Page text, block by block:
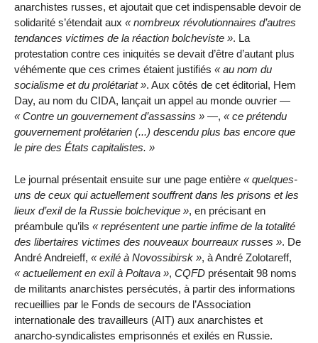
anarchistes russes, et ajoutait que cet indispensable devoir de
solidarité s’étendait aux
nombreux révolutionnaires d’autres
tendances victimes de la réaction bolcheviste
. La
protestation contre ces iniquités se devait d’être d’autant plus
véhémente que ces crimes étaient justifiés
au nom du
socialisme et du prolétariat
. Aux côtés de cet éditorial, Hem
Day, au nom du CIDA, lançait un appel au monde ouvrier —
Contre un gouvernement d’assassins
—,
ce prétendu
gouvernement prolétarien (...) descendu plus bas encore que
le pire des États capitalistes.
Le journal présentait ensuite sur une page entière
quelques-
uns de ceux qui actuellement souffrent dans les prisons et les
lieux d’exil de la Russie bolchevique
, en précisant en
préambule qu’ils
représentent une partie infime de la totalité
des libertaires victimes des nouveaux bourreaux russes
. De
André Andreieff,
exilé à Novossibirsk
, à André Zolotareff,
actuellement en exil à Poltava
, CQFD présentait 98 noms
de militants anarchistes persécutés, à partir des informations
recueillies par le Fonds de secours de l’Association
internationale des travailleurs (AIT) aux anarchistes et
anarcho-syndicalistes emprisonnés et exilés en Russie.